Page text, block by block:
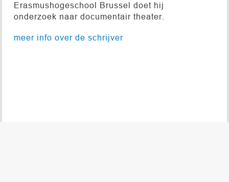
Erasmushogeschool Brussel doet hij
onderzoek naar documentair theater.
meer info over de schrijver